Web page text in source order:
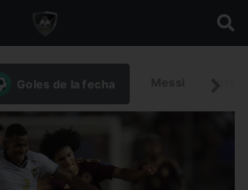
Goles de la fecha